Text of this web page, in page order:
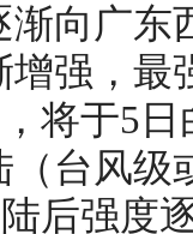
向广东
强，最
将于5
台风级
后强度